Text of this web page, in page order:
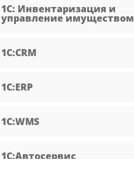
1С: Инвентаризация и
управление имуществом
1С:CRM
1С:ERP
1С:WMS
1С:Автосервис